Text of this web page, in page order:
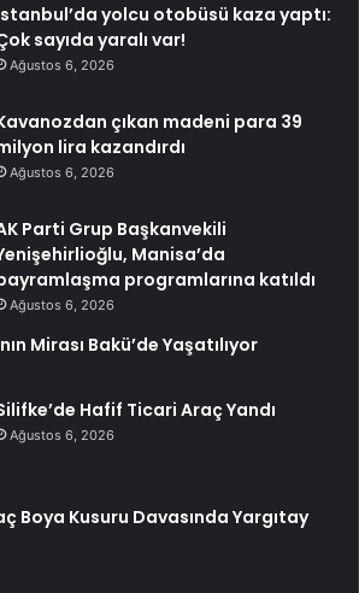
yolcu otobüsü kaza yaptı:
sayıda yaralı var!
Ağustos 6, 2026
çıkan madeni para 39
lira kazandırdı
Ağustos 6, 2026
Parti Grup Başkanvekili
Manisa’da
programlarına katıldı
Ağustos 6, 2026
Mirası Bakü’de Yaşatılıyor
Hafif Ticari Araç Yandı
Ağustos 6, 2026
Boya Kusuru Davasında Yargıtay